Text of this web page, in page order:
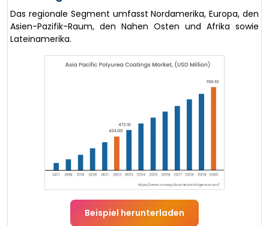
Das regionale Segment umfasst Nordamerika, Europa, den
Asien-Pazifik-Raum, den Nahen Osten und Afrika sowie
Lateinamerika.
Beispiel herunterladen